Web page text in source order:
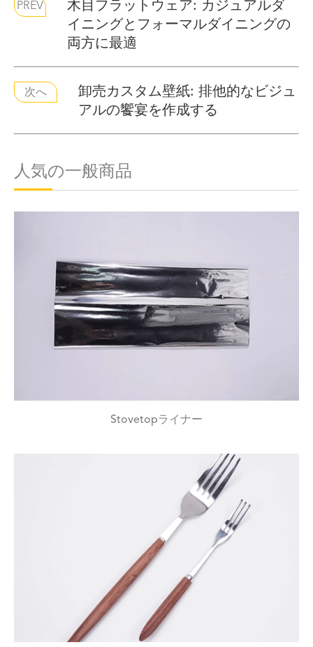
PREV
木目フラットウェア: カジュアルダ
イニングとフォーマルダイニングの
両方に最適
次へ
卸売カスタム壁紙: 排他的なビジュ
アルの饗宴を作成する
人気の一般商品
Stovetopライナー